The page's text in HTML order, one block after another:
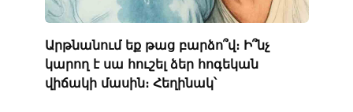
Արթնանում եք թաց բարձո՞վ։ Ի՞նչ
կարող է սա հուշել ձեր հոգեկան
վիճակի մասին։ Հեղինակ՝